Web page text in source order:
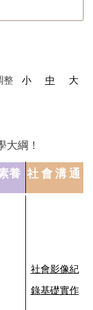
整 小 中
大
綱！
養 社會溝通
社會影像紀
錄基礎實作